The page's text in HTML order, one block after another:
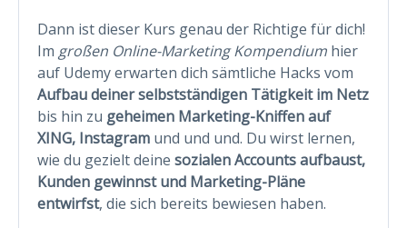
Dann ist dieser Kurs genau der Richtige für dich!
Im großen Online-Marketing Kompendium hier
auf Udemy erwarten dich sämtliche Hacks vom
Aufbau deiner selbstständigen Tätigkeit im Netz
bis hin zu geheimen Marketing-Kniffen auf
XING, Instagram und und und. Du wirst lernen,
wie du gezielt deine sozialen Accounts aufbaust,
Kunden gewinnst und Marketing-Pläne
entwirfst, die sich bereits bewiesen haben.